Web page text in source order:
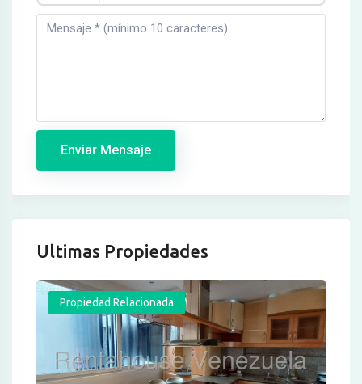
Enviar Mensaje
Ultimas Propiedades
Propiedad Relacionada